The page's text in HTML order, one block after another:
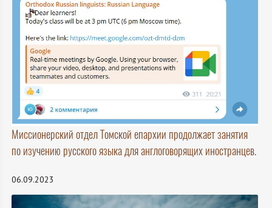
Миссионерский отдел Томской епархии продолжает занятия
по изучению русского языка для англоговорящих иностранцев.
06.09.2023